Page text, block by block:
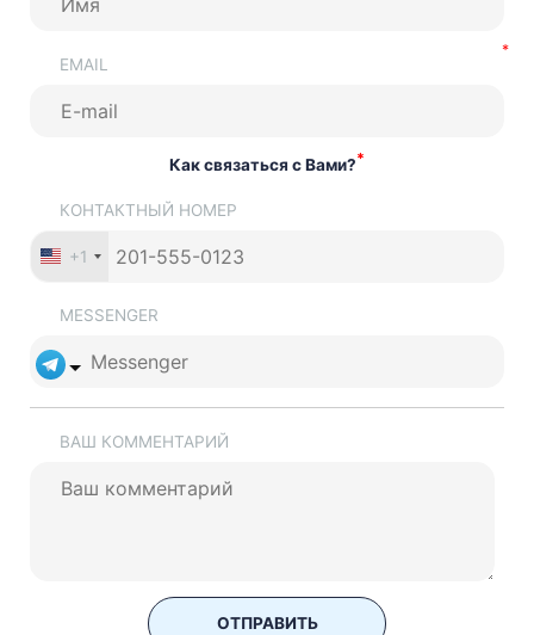
EMAIL
Как связаться с Вами?*
КОНТАКТНЫЙ НОМЕР
+1
MESSENGER
ВАШ КОММЕНТАРИЙ
ОТПРАВИТЬ